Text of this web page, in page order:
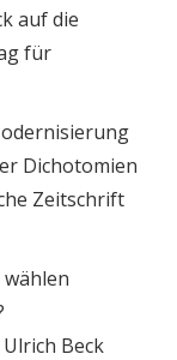
auf die
für
Dichotomien
Zeitschrift
wählen
Beck